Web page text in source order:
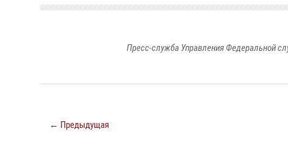
Пресс-служба Управления Федеральной
← Предыдущая